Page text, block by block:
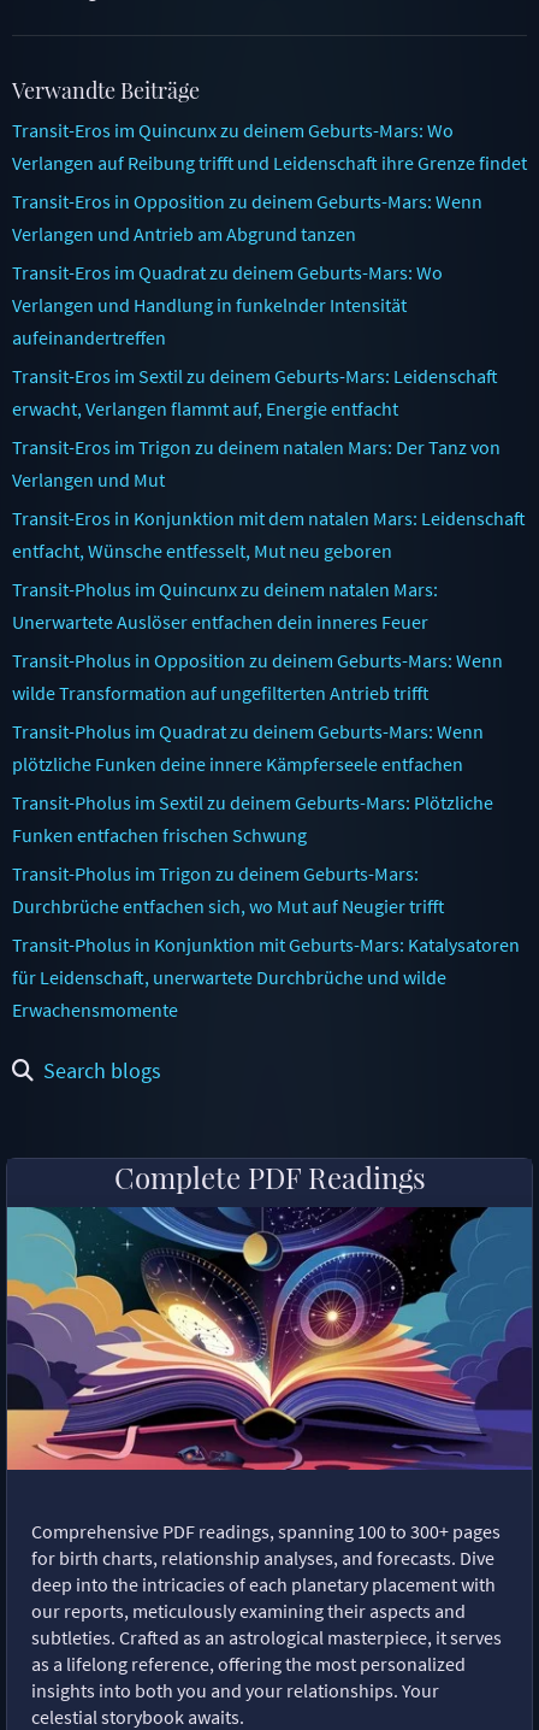
Verwandte Beiträge
Transit-Eros im Quincunx zu deinem Geburts-Mars: Wo
Verlangen auf Reibung trifft und Leidenschaft ihre Grenze findet
Transit-Eros in Opposition zu deinem Geburts-Mars: Wenn
Verlangen und Antrieb am Abgrund tanzen
Transit-Eros im Quadrat zu deinem Geburts-Mars: Wo
Verlangen und Handlung in funkelnder Intensität
aufeinandertreffen
Transit-Eros im Sextil zu deinem Geburts-Mars: Leidenschaft
erwacht, Verlangen flammt auf, Energie entfacht
Transit-Eros im Trigon zu deinem natalen Mars: Der Tanz von
Verlangen und Mut
Transit-Eros in Konjunktion mit dem natalen Mars: Leidenschaft
entfacht, Wünsche entfesselt, Mut neu geboren
Transit-Pholus im Quincunx zu deinem natalen Mars:
Unerwartete Auslöser entfachen dein inneres Feuer
Transit-Pholus in Opposition zu deinem Geburts-Mars: Wenn
wilde Transformation auf ungefilterten Antrieb trifft
Transit-Pholus im Quadrat zu deinem Geburts-Mars: Wenn
plötzliche Funken deine innere Kämpferseele entfachen
Transit-Pholus im Sextil zu deinem Geburts-Mars: Plötzliche
Funken entfachen frischen Schwung
Transit-Pholus im Trigon zu deinem Geburts-Mars:
Durchbrüche entfachen sich, wo Mut auf Neugier trifft
Transit-Pholus in Konjunktion mit Geburts-Mars: Katalysatoren
für Leidenschaft, unerwartete Durchbrüche und wilde
Erwachensmomente
Search blogs
Complete PDF Readings
Comprehensive PDF readings, spanning 100 to 300+ pages
for birth charts, relationship analyses, and forecasts. Dive
deep into the intricacies of each planetary placement with
our reports, meticulously examining their aspects and
subtleties. Crafted as an astrological masterpiece, it serves
as a lifelong reference, offering the most personalized
insights into both you and your relationships. Your
celestial storybook awaits.